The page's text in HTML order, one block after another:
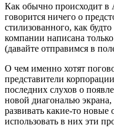
Как обычно происходит в
говорится ничего о
стилизованного, как
компании написана
(давайте отправимся в
О чем именно хотят
представители
последних слухов о
новой диагональю
развивать какие-то
использовать в них эти